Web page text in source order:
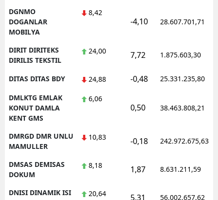
DGNMO
DOGANLAR
MOBILYA
8,42
-4,10 28.607.701,71
DIRIT DIRITEKS
DIRILIS TEKSTIL
24,00 7,72 1.875.603,30
DITAS DITAS BDY 24,88 -0,48 25.331.235,80
DMLKTG EMLAK
KONUT DAMLA
KENT GMS
6,06
0,50 38.463.808,21
DMRGD DMR UNLU
MAMULLER
10,83 -0,18 242.972.675,63
DMSAS DEMISAS
DOKUM
8,18 1,87 8.631.211,59
DNISI DINAMIK ISI
20,64 5,31 56.002.657,62